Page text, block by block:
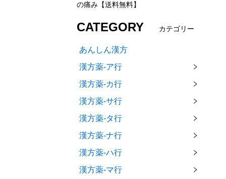
の痛み【送料無料】
CATEGORY カテゴリー
あんしん漢方
漢方薬-ア行
漢方薬-カ行
漢方薬-サ行
漢方薬-タ行
漢方薬-ナ行
漢方薬-ハ行
漢方薬-マ行